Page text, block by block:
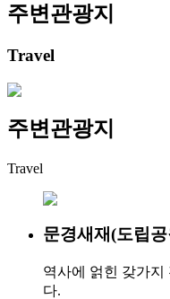
주변관광지
Travel
주변관광지
Travel
문경새재(도립
역사에 얽힌 갖가
다.